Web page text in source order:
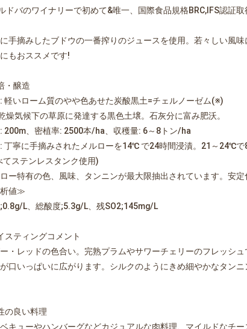
ドバのワイナリーで初めて&唯一、国際食品規格BRC,IFS認証
手摘みしたブドウの一番搾りのジュースを使用。若々しい風
もおススメです!
・醸造
軽いローム質のやや色あせた炭酸黒土=チェルノーゼム(※)
燥気候下の草原に発達する黒色土壌。石灰分に富み肥沃。
200m、密植率: 2500本/ha、収穫量: 6～8トン/ha
丁寧に手摘みされたメルローを14℃ で24時間浸漬。21～24℃
てステンレスタンク使用)
ロー特有の色、風味、タンニンが最大限抽出されています。安定
値≫
L、総酸度;5.3g/L、残SO2;145mg/L
スティングコメント
・レッドの色合い。完熟プラムやサワーチェリーのフレッシ
口いっぱいに広がります。シルクのようにきめ細やかなタン
の良い料理
キューやハンバーグなどカジュアルな肉料理、マイルドなチー